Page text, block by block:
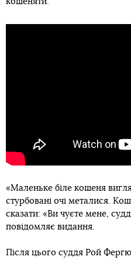
«Маленьке біле кошеня
стурбовані очі металися.
сказати: «Ви чуєте мене,
повідомляє видання.
Після цього суддя Рой